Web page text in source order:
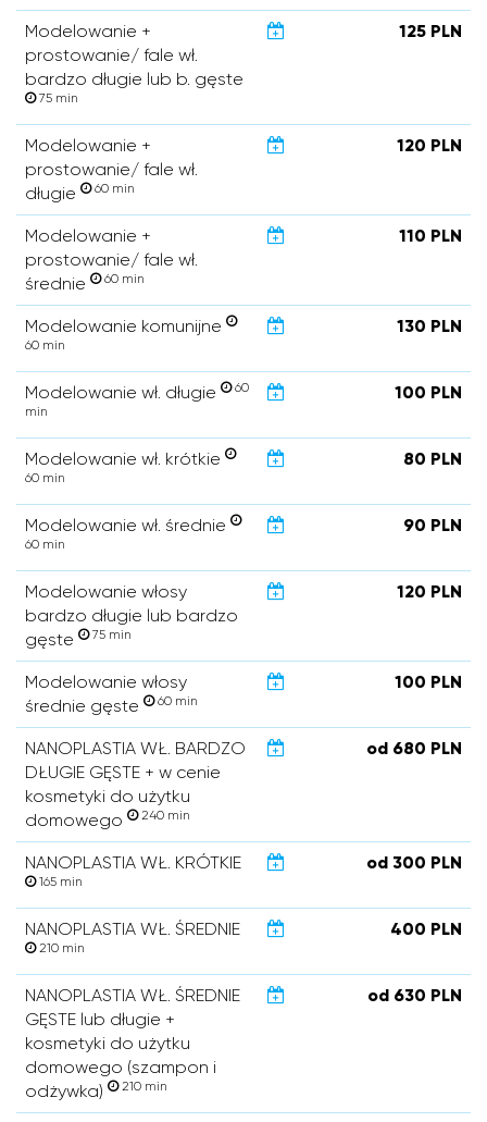
Modelowanie +
prostowanie/ fale wł.
bardzo długie lub b. gęste
75 min
125 PLN
Modelowanie +
prostowanie/ fale wł.
długie
60 min
120 PLN
Modelowanie +
prostowanie/ fale wł.
średnie
60 min
110 PLN
Modelowanie komunijne
60 min
130 PLN
Modelowanie wł. długie
60
min
100 PLN
Modelowanie wł. krótkie
60 min
80 PLN
Modelowanie wł. średnie
60 min
90 PLN
Modelowanie włosy
bardzo długie lub bardzo
gęste
75 min
120 PLN
Modelowanie włosy
średnie gęste
60 min
100 PLN
NANOPLASTIA WŁ. BARDZO
DŁUGIE GĘSTE + w cenie
kosmetyki do użytku
domowego
240 min
od 680 PLN
NANOPLASTIA WŁ. KRÓTKIE
165 min
od 300 PLN
NANOPLASTIA WŁ. ŚREDNIE
210 min
400 PLN
NANOPLASTIA WŁ. ŚREDNIE
GĘSTE lub długie +
kosmetyki do użytku
domowego (szampon i
odżywka)
210 min
od 630 PLN